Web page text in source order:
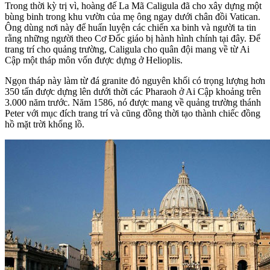
Trong thời kỳ trị vì, hoàng đế La Mã Caligula đã cho xây dựng một
bùng binh trong khu vườn của mẹ ông ngay dưới chân đồi Vatican.
Ông dùng nơi này để huấn luyện các chiến xa binh và người ta tin
rằng những người theo Cơ Đốc giáo bị hành hình chính tại đây. Để
trang trí cho quảng trường, Caligula cho quân đội mang về từ Ai
Cập một tháp môn vốn được dựng ở Helioplis.
Ngọn tháp này làm từ đá granite đỏ nguyên khối có trọng lượng hơn
350 tấn được dựng lên dưới thời các Pharaoh ở Ai Cập khoảng trên
3.000 năm trước. Năm 1586, nó được mang về quảng trường thánh
Peter với mục đích trang trí và cũng đồng thời tạo thành chiếc đồng
hồ mặt trời khổng lồ.